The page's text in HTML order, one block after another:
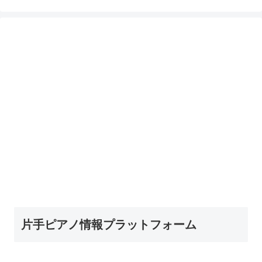
片手ピアノ情報プラットフォーム